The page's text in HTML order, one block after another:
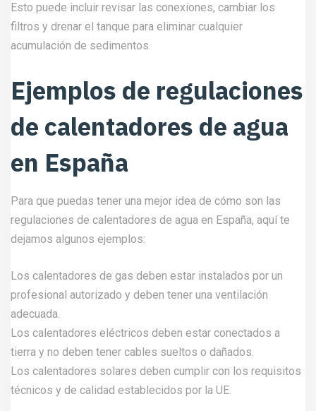
Esto puede incluir revisar las conexiones, cambiar los
filtros y drenar el tanque para eliminar cualquier
acumulación de sedimentos.
Ejemplos de regulaciones
de calentadores de agua
en España
Para que puedas tener una mejor idea de cómo son las
regulaciones de calentadores de agua en España, aquí te
dejamos algunos ejemplos:
Los calentadores de gas deben estar instalados por un
profesional autorizado y deben tener una ventilación
adecuada.
Los calentadores eléctricos deben estar conectados a
tierra y no deben tener cables sueltos o dañados.
Los calentadores solares deben cumplir con los requisitos
técnicos y de calidad establecidos por la UE.